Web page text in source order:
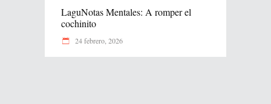
LaguNotas Mentales: A romper el
cochinito
24 febrero, 2026